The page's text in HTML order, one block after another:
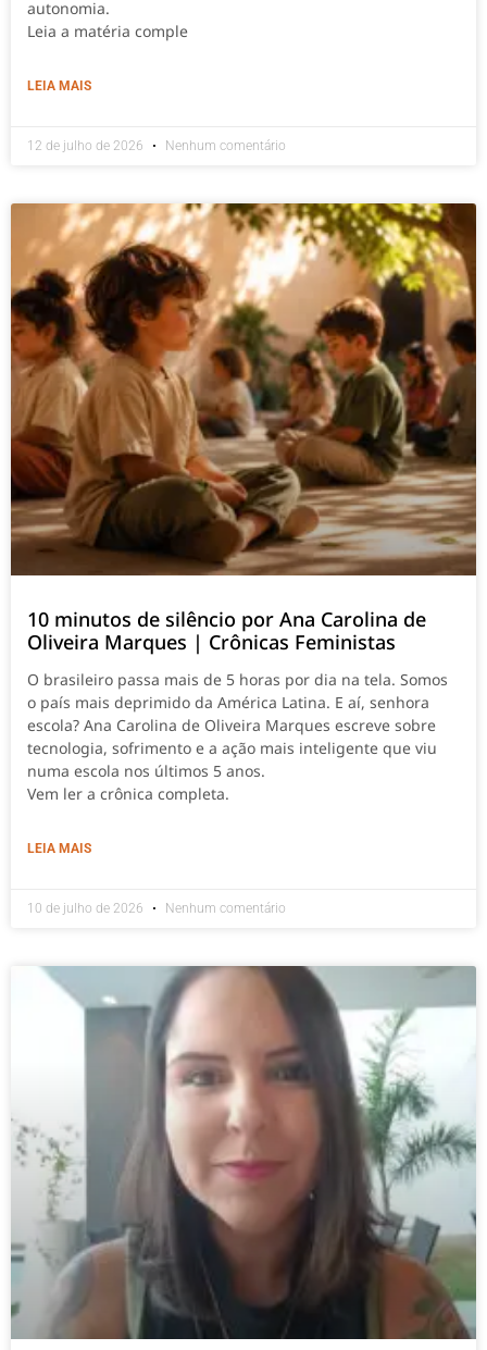
autonomia.
Leia a matéria comple
LEIA MAIS
12 de julho de 2026 Nenhum comentário
10 minutos de silêncio por Ana Carolina de
Oliveira Marques | Crônicas Feministas
O brasileiro passa mais de 5 horas por dia na tela. Somos
o país mais deprimido da América Latina. E aí, senhora
escola? Ana Carolina de Oliveira Marques escreve sobre
tecnologia, sofrimento e a ação mais inteligente que viu
numa escola nos últimos 5 anos.
Vem ler a crônica completa.
LEIA MAIS
10 de julho de 2026 Nenhum comentário